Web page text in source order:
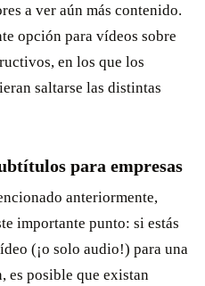
a ver aún más contenido.
opción para vídeos sobre
en los que los
saltarse las distintas
para empresas
anteriormente,
importante punto: si estás
(¡o solo audio!) para una
es posible que existan